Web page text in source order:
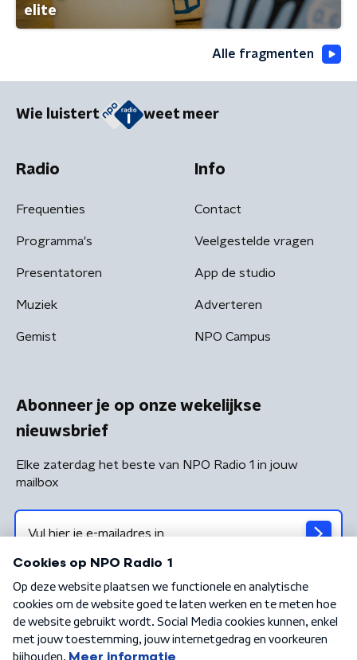
elite
Alle fragmenten
Wie luistert weet meer
Radio
Frequenties
Programma's
Presentatoren
Muziek
Gemist
Info
Contact
Veelgestelde vragen
App de studio
Adverteren
NPO Campus
Abonneer je op onze wekelijkse
nieuwsbrief
Elke zaterdag het beste van NPO Radio 1 in jouw
mailbox
Algemene voorwaarden Privacybeleid